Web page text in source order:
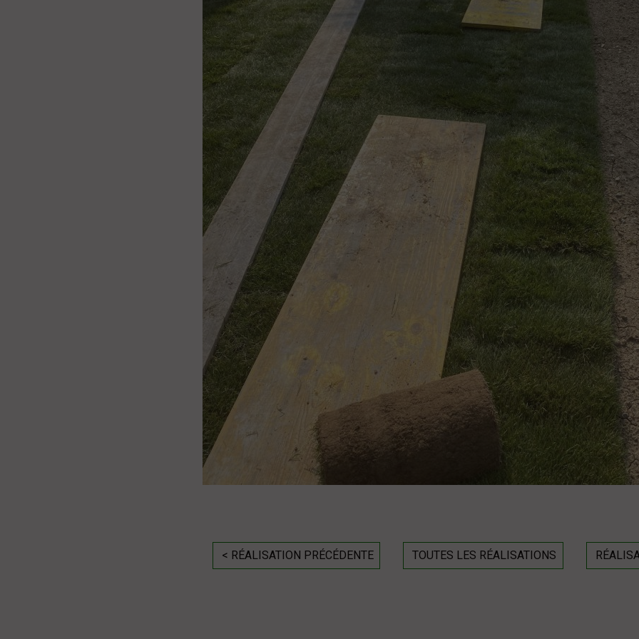
< RÉALISATION PRÉCÉDENTE TOUTES LES RÉALISATIONS